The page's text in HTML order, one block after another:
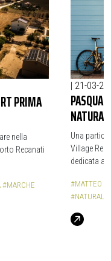
PRIMA
nella
Recanati
#MARCHE
| 21-03-
Una
Village
dedicata ai
#MATTEO
#NATURAL